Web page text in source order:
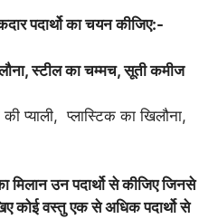
पदार्थो का चयन कीजिए:-
स्टील का चम्मच, सूती कमीज
प्याली, प्लास्टिक का खिलौना,
उन पदार्थो से कीजिए जिनसे
कोई वस्तु एक से अधिक पदार्थो से